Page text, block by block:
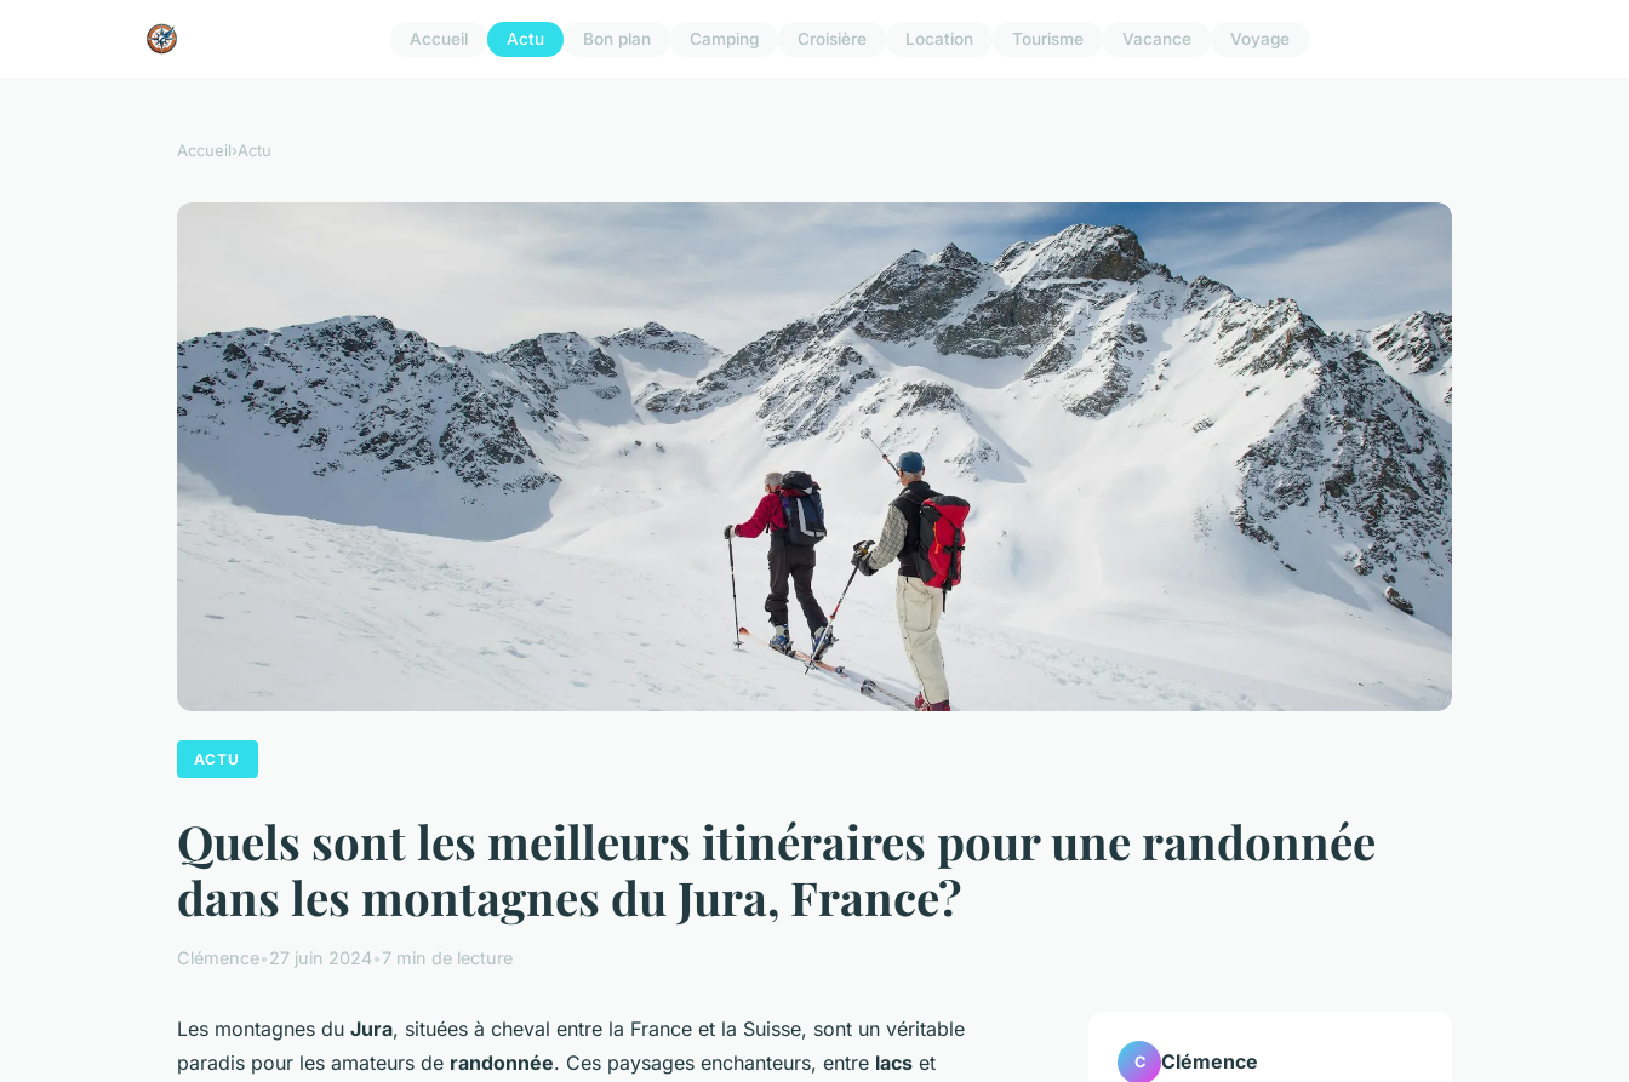
Accueil Actu Bon plan Camping Croisière Location Tourisme Vacance Voyage
Accueil›Actu
ACTU
Quels sont les meilleurs itinéraires pour une randonnée
dans les montagnes du Jura, France?
Clémence•27 juin 2024•7 min de lecture
Les montagnes du Jura, situées à cheval entre la France et la Suisse, sont un véritable
paradis pour les amateurs de randonnée. Ces paysages enchanteurs, entre lacs et
C Clémence